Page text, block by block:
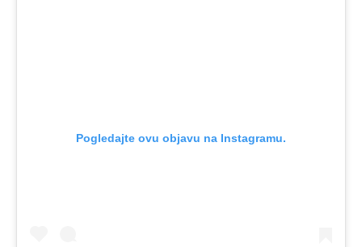
Pogledajte ovu objavu na Instagramu.